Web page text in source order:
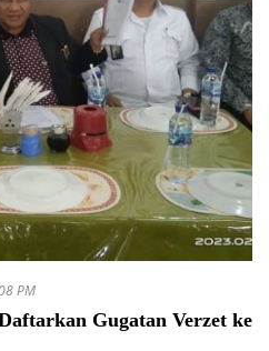
PM
Gugatan Verzet ke